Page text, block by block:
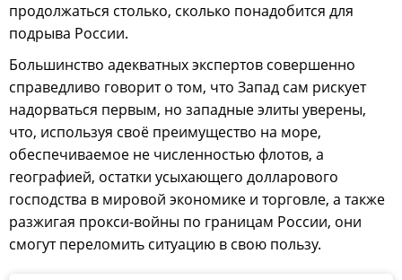
продолжаться столько, сколько понадобится для
подрыва России.
Большинство адекватных экспертов совершенно
справедливо говорит о том, что Запад сам рискует
надорваться первым, но западные элиты уверены,
что, используя своё преимущество на море,
обеспечиваемое не численностью флотов, а
географией, остатки усыхающего долларового
господства в мировой экономике и торговле, а также
разжигая прокси-войны по границам России, они
смогут переломить ситуацию в свою пользу.